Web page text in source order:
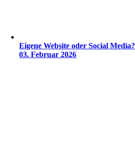
Eigene Website oder Social Media?
03. Februar 2026